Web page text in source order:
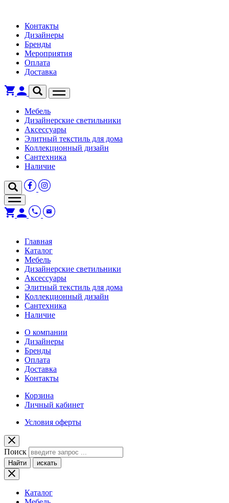
Контакты
Дизайнеры
Бренды
Мероприятия
Оплата
Доставка
Мебель
Дизайнерские светильники
Аксессуары
Элитный текстиль для дома
Коллекционный дизайн
Сантехника
Наличие
Главная
Каталог
Мебель
Дизайнерские светильники
Аксессуары
Элитный текстиль для дома
Коллекционный дизайн
Сантехника
Наличие
О компании
Дизайнеры
Бренды
Оплата
Доставка
Контакты
Корзина
Личный кабинет
Условия оферты
Поиск
Найти искать
Каталог